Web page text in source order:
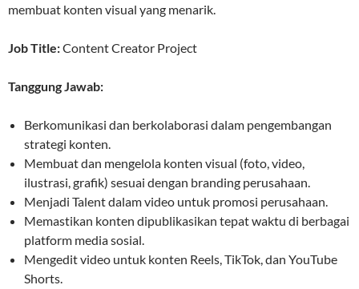
membuat konten visual yang menarik.
Job Title:Content Creator Project
Tanggung Jawab:
Berkomunikasi dan berkolaborasi dalam pengembangan
strategi konten.
Membuat dan mengelola konten visual (foto, video,
ilustrasi, grafik) sesuai dengan branding perusahaan.
Menjadi Talent dalam video untuk promosi perusahaan.
Memastikan konten dipublikasikan tepat waktu di berbagai
platform media sosial.
Mengedit video untuk konten Reels, TikTok, dan YouTube
Shorts.